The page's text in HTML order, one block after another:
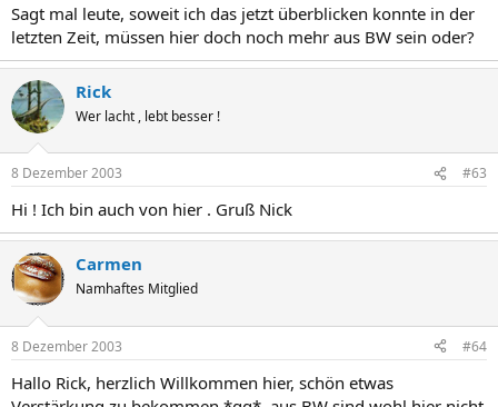
Sagt mal leute, soweit ich das jetzt überblicken konnte in der
letzten Zeit, müssen hier doch noch mehr aus BW sein oder?
Rick
Wer lacht , lebt besser !
8 Dezember 2003 #63
Hi ! Ich bin auch von hier . Gruß Nick
Carmen
Namhaftes Mitglied
8 Dezember 2003 #64
Hallo Rick, herzlich Willkommen hier, schön etwas